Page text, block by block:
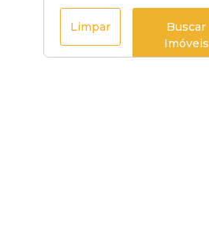
Limpar
Buscar
Imóveis